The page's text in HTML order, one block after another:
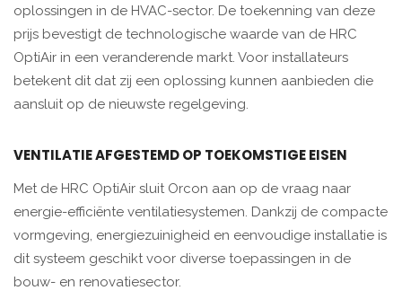
oplossingen in de HVAC-sector. De toekenning van deze
prijs bevestigt de technologische waarde van de HRC
OptiAir in een veranderende markt. Voor installateurs
betekent dit dat zij een oplossing kunnen aanbieden die
aansluit op de nieuwste regelgeving.
VENTILATIE AFGESTEMD OP TOEKOMSTIGE EISEN
Met de HRC OptiAir sluit Orcon aan op de vraag naar
energie-efficiënte ventilatiesystemen. Dankzij de compacte
vormgeving, energiezuinigheid en eenvoudige installatie is
dit systeem geschikt voor diverse toepassingen in de
bouw- en renovatiesector.